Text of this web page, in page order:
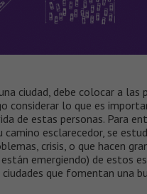
ciudad, debe colocar a las
considerar lo que es
de estas personas. Para
camino esclarecedor, se
crisis, o que hacen
emergiendo) de estos
que fomentan una